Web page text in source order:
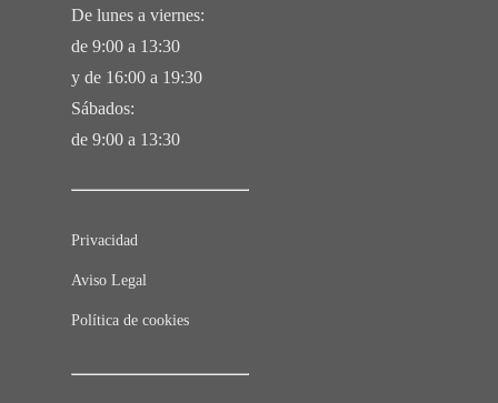
De lunes a viernes:
de 9:00 a 13:30
y de 16:00 a 19:30
Sábados:
de 9:00 a 13:30
Privacidad
Aviso Legal
Política de cookies